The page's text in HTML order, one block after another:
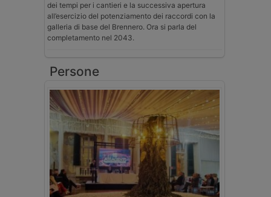
dei tempi per i cantieri e la successiva apertura
all’esercizio del potenziamento dei raccordi con la
galleria di base del Brennero. Ora si parla del
completamento nel 2043.
Persone